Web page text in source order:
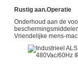
Rustig aan.Operatie
Onderhoud aan de
Vriendelijke mens-